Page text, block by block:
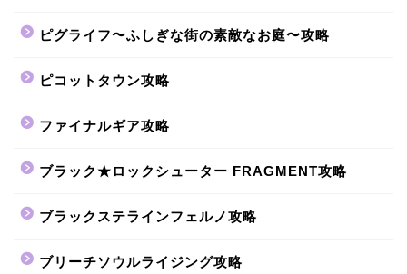
ピグライフ〜ふしぎな街の素敵なお庭〜攻略
ピコットタウン攻略
ファイナルギア攻略
ブラック★ロックシューター FRAGMENT攻略
ブラックステラインフェルノ攻略
ブリーチソウルライジング攻略